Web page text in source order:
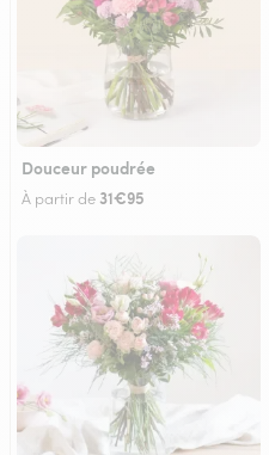
Douceur poudrée
À partir de 31€95